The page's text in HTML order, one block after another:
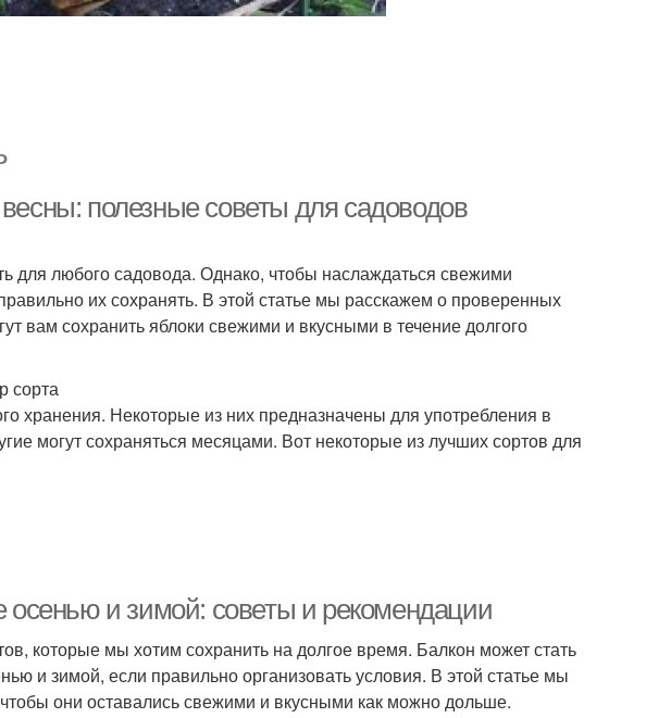
полезные советы для садоводов
для любого садовода. Однако, чтобы наслаждаться свежими
их сохранять. В этой статье мы расскажем о проверенных
вам сохранить яблоки свежими и вкусными в течение долгого
сорта
хранения. Некоторые из них предназначены для употребления в
могут сохраняться месяцами. Вот некоторые из лучших сортов для
осенью и зимой: советы и рекомендации
которые мы хотим сохранить на долгое время. Балкон может стать
и зимой, если правильно организовать условия. В этой статье мы
они оставались свежими и вкусными как можно дольше.